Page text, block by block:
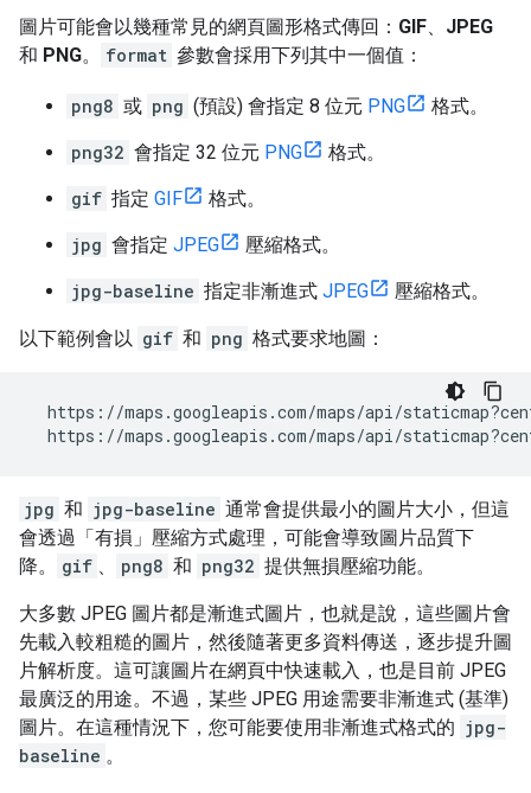
圖片可能會以幾種常見的網頁圖形格式傳回： GIF、 JPEG
和 PNG。 format 參數會採用下列其中一個值：
png8 或 png (預設) 會指定 8 位元 PNG 格式。
png32 會指定 32 位元 PNG 格式。
gif 指定 GIF 格式。
jpg 會指定 JPEG 壓縮格式。
jpg-baseline 指定非漸進式 JPEG 壓縮格式。
以下範例會以 gif 和 png 格式要求地圖：
https://maps.googleapis.com/maps/api/
https://maps.googleapis.com/maps/api/
jpg 和 jpg-baseline 通常會提供最小的圖片大小，但這
會透過「有損」壓縮方式處理，可能會導致圖片品質下
降。
gif 、 png8 和 png32 提供無損壓縮功能。
大多數 JPEG 圖片都是漸進式圖片，也就是說，這些圖片會
先載入較粗糙的圖片，然後隨著更多資料傳送，逐步提升圖
片解析度。這可讓圖片在網頁中快速載入，也是目前 JPEG
最廣泛的用途。不過，某些 JPEG 用途需要非漸進式 (基準)
圖片。在這種情況下，您可能要使用非漸進式格式的 jpg-
baseline 。